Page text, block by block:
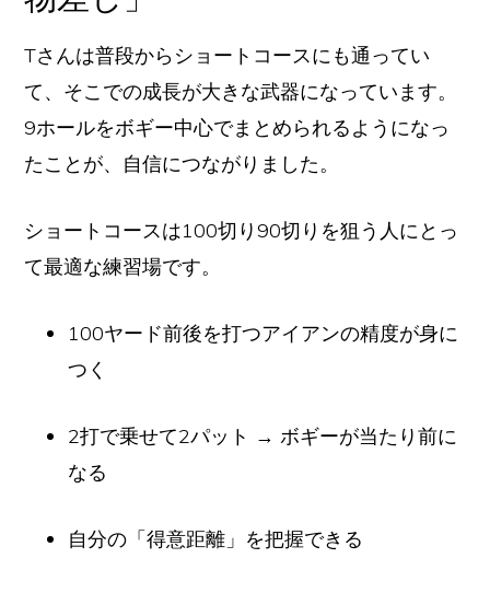
Tさんは普段からショートコースにも通ってい
て、そこでの成長が大きな武器になっています。
9ホールをボギー中心でまとめられるようになっ
たことが、自信につながりました。
ショートコースは100切り90切りを狙う人にとっ
て最適な練習場です。
100ヤード前後を打つアイアンの精度が身に
つく
2打で乗せて2パット → ボギーが当たり前に
なる
自分の「得意距離」を把握できる